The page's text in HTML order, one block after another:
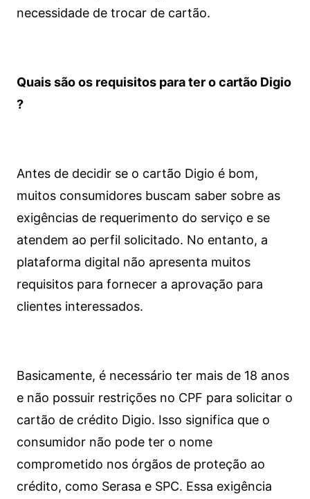
necessidade de trocar de cartão.
Quais são os requisitos para ter o cartão Digio
?
Antes de decidir se o cartão Digio é bom,
muitos consumidores buscam saber sobre as
exigências de requerimento do serviço e se
atendem ao perfil solicitado. No entanto, a
plataforma digital não apresenta muitos
requisitos para fornecer a aprovação para
clientes interessados.
Basicamente, é necessário ter mais de 18 anos
e não possuir restrições no CPF para solicitar o
cartão de crédito Digio. Isso significa que o
consumidor não pode ter o nome
comprometido nos órgãos de proteção ao
crédito, como Serasa e SPC. Essa exigência